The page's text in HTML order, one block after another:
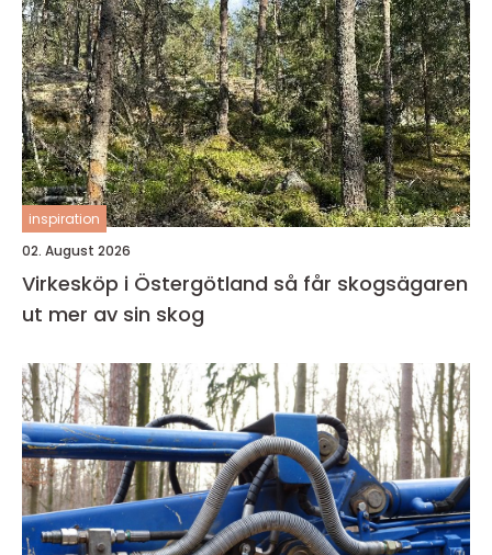
inspiration
02. August 2026
Virkesköp i Östergötland så får skogsägaren
ut mer av sin skog